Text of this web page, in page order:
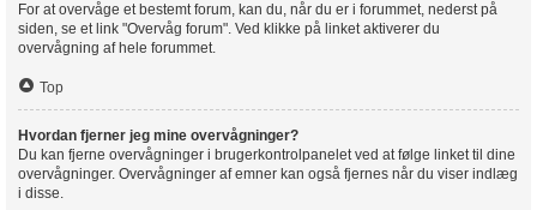
For at overvåge et bestemt forum, kan du, når du er i forummet, nederst på
siden, se et link "Overvåg forum". Ved klikke på linket aktiverer du
overvågning af hele forummet.
Top
Hvordan fjerner jeg mine overvågninger?
Du kan fjerne overvågninger i brugerkontrolpanelet ved at følge linket til dine
overvågninger. Overvågninger af emner kan også fjernes når du viser indlæg
i disse.